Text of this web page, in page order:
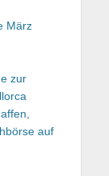
März
zur
auf